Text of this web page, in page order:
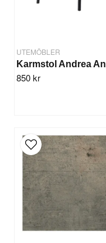
UTEMÖBLER
850 kr